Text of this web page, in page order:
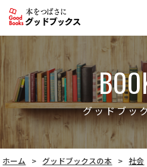
グッドブッ
ホーム グッドブックスの本 社会